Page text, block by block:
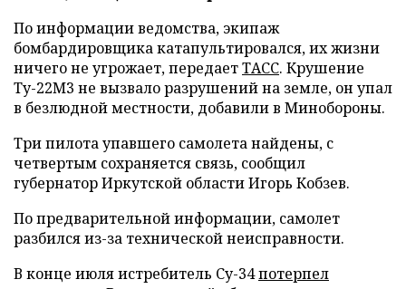
По информации ведомства, экипаж
бомбардировщика катапультировался, их жизни
ничего не угрожает, передаетТАСС. Крушение
Ту-22М3 не вызвало разрушений на земле, он упал
в безлюдной местности, добавили в Минобороны.
Три пилота упавшего самолета найдены, с
четвертым сохраняется связь, сообщил
губернатор Иркутской области Игорь Кобзев.
По предварительной информации, самолет
разбился из-за технической неисправности.
В конце июля истребитель Су-34потерпел